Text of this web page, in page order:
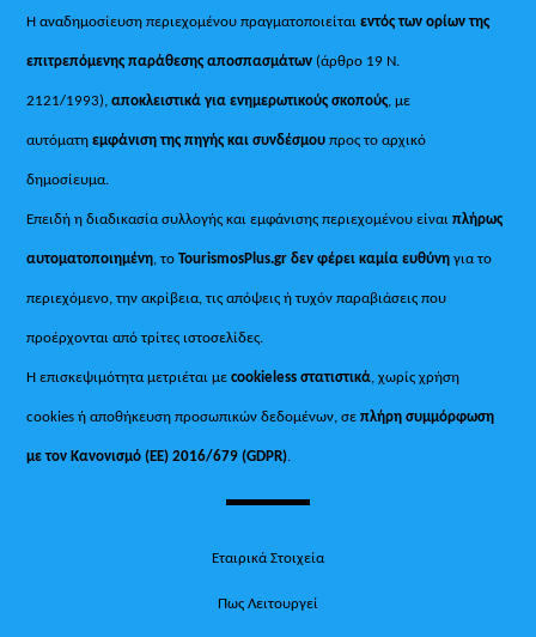
Η αναδημοσίευση περιεχομένου πραγματοποιείταιεντός των ορίων της
επιτρεπόμενης παράθεσης αποσπασμάτων (άρθρο 19 Ν.
2121/1993), αποκλειστικά για ενημερωτικούς σκοπούς, με
αυτόματηεμφάνιση της πηγής και συνδέσμου προς το αρχικό
δημοσίευμα.
Επειδή η διαδικασία συλλογής και εμφάνισης περιεχομένου είναιπλήρως
αυτοματοποιημένη, τοTourismosPlus.gr δεν φέρει καμία ευθύνη για το
περιεχόμενο, την ακρίβεια, τις απόψεις ή τυχόν παραβιάσεις που
προέρχονται από τρίτες ιστοσελίδες.
Η επισκεψιμότητα μετριέται μεcookieless στατιστικά, χωρίς χρήση
cookies ή αποθήκευση προσωπικών δεδομένων, σεπλήρη συμμόρφωση
με τον Κανονισμό (ΕΕ) 2016/679 (GDPR).
Εταιρικά Στοιχεία
Πως Λειτουργεί